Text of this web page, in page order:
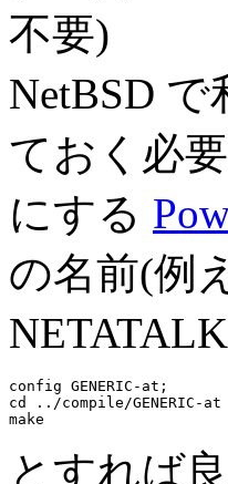
不要)
NetBSD
ておく必
にする
の名前(例
config GENERIC-at;
cd ../compile/GENERIC-at
とすれば